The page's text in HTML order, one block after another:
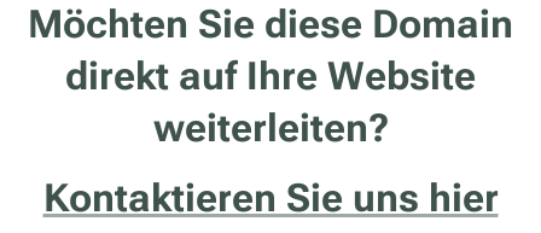
Möchten Sie diese Domain
direkt auf Ihre Website
weiterleiten?
Kontaktieren Sie uns hier